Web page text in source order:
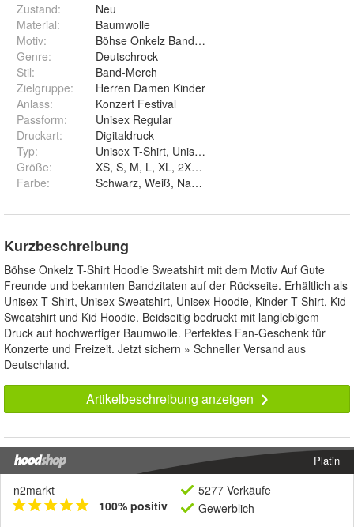
Zustand:
Neu
Material:
Baumwolle
Motiv:
Böhse Onkelz Bandlogo
Genre:
Deutschrock
Stil:
Band-Merch
Zielgruppe:
Herren Damen Kinder
Anlass:
Konzert Festival
Passform:
Unisex Regular
Druckart:
Digitaldruck
Typ:
Größe:
Farbe: Schwarz, Weiß, Navy, Rot, Burgundy, Bottle
Kurzbeschreibung
Böhse Onkelz T-Shirt Hoodie Sweatshirt mit dem Motiv Auf Gute
Freunde und bekannten Bandzitaten auf der Rückseite. Erhältlich als
Unisex T-Shirt, Unisex Sweatshirt, Unisex Hoodie, Kinder T-Shirt, Kid
Sweatshirt und Kid Hoodie. Beidseitig bedruckt mit langlebigem
Druck auf hochwertiger Baumwolle. Perfektes Fan-Geschenk für
Konzerte und Freizeit. Jetzt sichern » Schneller Versand aus
Deutschland.
Artikelbeschreibung anzeigen
Platin
n2markt
100% positiv
5277 Verkäufe
Gewerblich